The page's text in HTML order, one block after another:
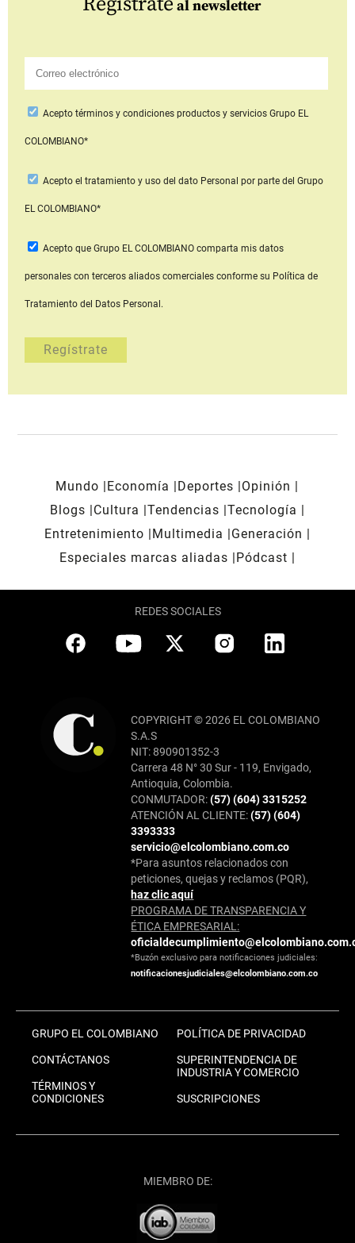
al newsletter
Aceptotérminos y condiciones productos y serviciosGrupo EL
COLOMBIANO*
Acepto el tratamiento y uso del dato Personal por parte del Grupo
EL COLOMBIANO*
Acepto que Grupo EL COLOMBIANOcomparta mis datos
personales con terceros aliados comerciales conforme su Política de
Tratamiento del Datos Personal.
Mundo Economía Deportes
Opinión
Blogs
Cultura Tendencias Tecnología
Entretenimiento
Multimedia
Generación
Especiales marcas aliadas
Pódcast
REDES SOCIALES
COPYRIGHT © 2026 EL COLOMBIANO
S.A.S
NIT: 890901352-3
Carrera 48 N° 30 Sur - 119, Envigado,
Antioquia, Colombia.
CONMUTADOR:(57) (604) 3315252
ATENCIÓN AL CLIENTE:(57) (604)
3393333
servicio@elcolombiano.com.co
*Para asuntos relacionados con
peticiones, quejas y reclamos (PQR),
haz clic aquí
PROGRAMA DE TRANSPARENCIA Y
ÉTICA EMPRESARIAL:
*Buzón exclusivo para notificaciones judiciales:
notificacionesjudiciales@elcolombiano.com.co
GRUPO EL COLOMBIANO
CONTÁCTANOS
TÉRMINOS Y
CONDICIONES
POLÍTICA DE PRIVACIDAD
SUPERINTENDENCIA DE
INDUSTRIA Y COMERCIO
SUSCRIPCIONES
MIEMBRO DE: